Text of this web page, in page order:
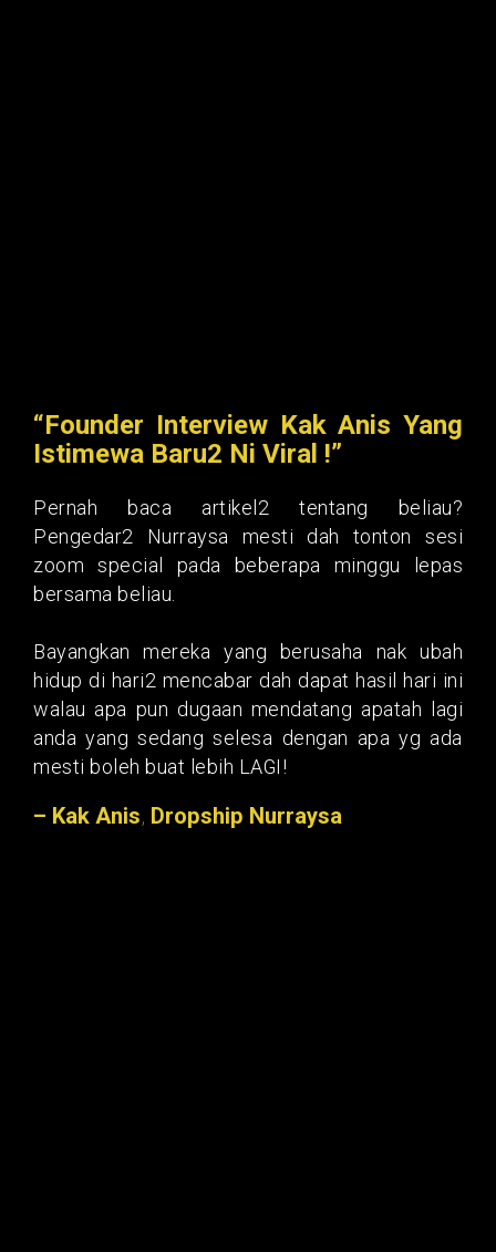
“Founder Interview Kak Anis Yang
Istimewa Baru2 Ni Viral !”
Pernah baca artikel2 tentang beliau?
Pengedar2 Nurraysa mesti dah tonton sesi
zoom special pada beberapa minggu lepas
bersama beliau.
Bayangkan mereka yang berusaha nak ubah
hidup di hari2 mencabar dah dapat hasil hari ini
walau apa pun dugaan mendatang apatah lagi
anda yang sedang selesa dengan apa yg ada
mesti boleh buat lebih LAGI!
– Kak Anis, Dropship Nurraysa